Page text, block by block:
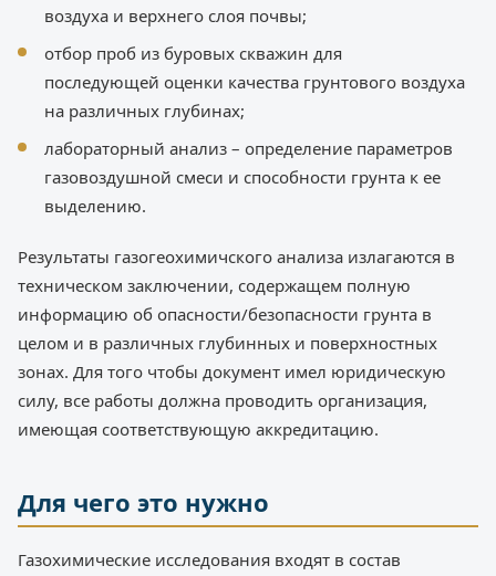
воздуха и верхнего слоя почвы;
отбор проб из буровых скважин для
последующей оценки качества грунтового воздуха
на различных глубинах;
лабораторный анализ – определение параметров
газовоздушной смеси и способности грунта к ее
выделению.
Результаты газогеохимичского анализа излагаются в
техническом заключении, содержащем полную
информацию об опасности/безопасности грунта в
целом и в различных глубинных и поверхностных
зонах. Для того чтобы документ имел юридическую
силу, все работы должна проводить организация,
имеющая соответствующую аккредитацию.
Для чего это нужно
Газохимические исследования входят в состав